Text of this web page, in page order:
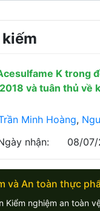
K trong
và tuân thủ về
Minh Hoàng,
nhận: 08/07/
và An toàn thực
Kiểm nghiệm an toàn